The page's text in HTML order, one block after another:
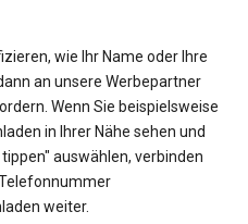
wie Ihr Name oder Ihre
an unsere Werbepartner
Wenn Sie beispielsweise
in Ihrer Nähe sehen und
auswählen, verbinden
weiter.